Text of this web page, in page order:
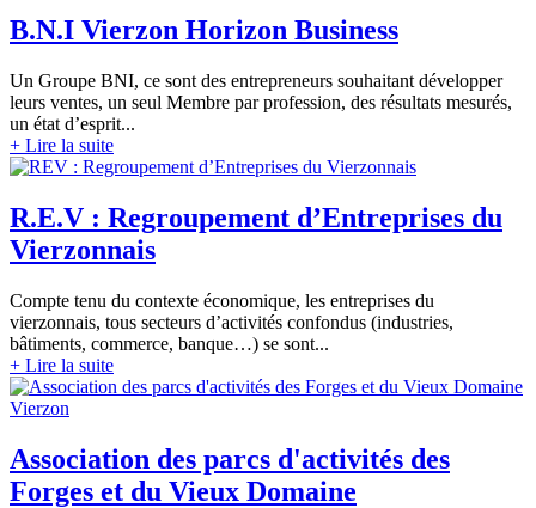
B.N.I Vierzon Horizon Business
Un Groupe BNI, ce sont des entrepreneurs souhaitant développer
leurs ventes, un seul Membre par profession, des résultats mesurés,
un état d’esprit...
+ Lire la suite
R.E.V : Regroupement d’Entreprises du
Vierzonnais
Compte tenu du contexte économique, les entreprises du
vierzonnais, tous secteurs d’activités confondus (industries,
bâtiments, commerce, banque…) se sont...
+ Lire la suite
Association des parcs d'activités des
Forges et du Vieux Domaine